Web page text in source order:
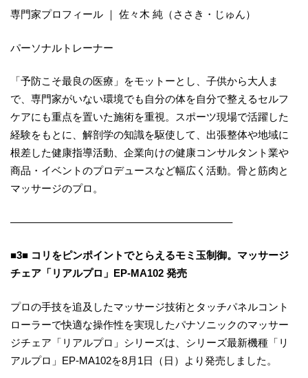
専門家プロフィール ｜ 佐々木 純（ささき・じゅん）
パーソナルトレーナー
「予防こそ最良の医療」をモットーとし、子供から大人ま
で、専門家がいない環境でも自分の体を自分で整えるセルフ
ケアにも重点を置いた施術を重視。スポーツ現場で活躍した
経験をもとに、解剖学の知識を駆使して、出張整体や地域に
根差した健康指導活動、企業向けの健康コンサルタント業や
商品・イベントのプロデュースなど幅広く活動。骨と筋肉と
マッサージのプロ。
—————————————————————–
■3■ コリをピンポイントでとらえるモミ玉制御。マッサージ
チェア「リアルプロ」EP-MA102 発売
プロの手技を追及したマッサージ技術とタッチパネルコント
ローラーで快適な操作性を実現したパナソニックのマッサー
ジチェア「リアルプロ」シリーズは、シリーズ最新機種「リ
アルプロ」EP-MA102を8月1日（日）より発売しました。